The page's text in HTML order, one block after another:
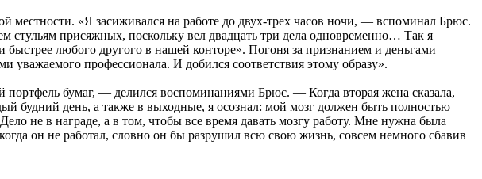
местности. «Я засиживался на работе до двух-трех часов ночи, — вспоминал Брюс.
стульям присяжных, поскольку вел двадцать три дела одновременно… Так я
любого другого в нашей конторе». Погоня за признанием и деньгами —
уважаемого профессионала. И добился соответствия этому образу».
портфель бумаг, — делился воспоминаниями Брюс. — Когда вторая жена сказала,
будний день, а также в выходные, я осознал: мой мозг должен быть полностью
не в награде, а в том, чтобы все время давать мозгу работу. Мне нужна была
он не работал, словно он бы разрушил всю свою жизнь, совсем немного сбавив